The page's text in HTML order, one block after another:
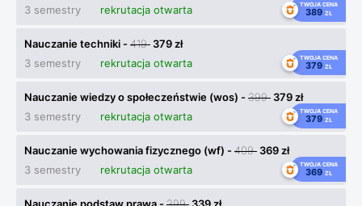
3 semestry
rekrutacja otwarta TWOJA CENA
389 ZŁ
Nauczanie techniki -419 379 zł
3 semestry
rekrutacja otwarta TWOJA CENA
379 ZŁ
Nauczanie wiedzy o społeczeństwie (wos) -399 379 zł
3 semestry
rekrutacja otwarta TWOJA CENA
379 ZŁ
Nauczanie wychowania fizycznego (wf) -409 369 zł
3 semestry
rekrutacja otwarta TWOJA CENA
369 ZŁ